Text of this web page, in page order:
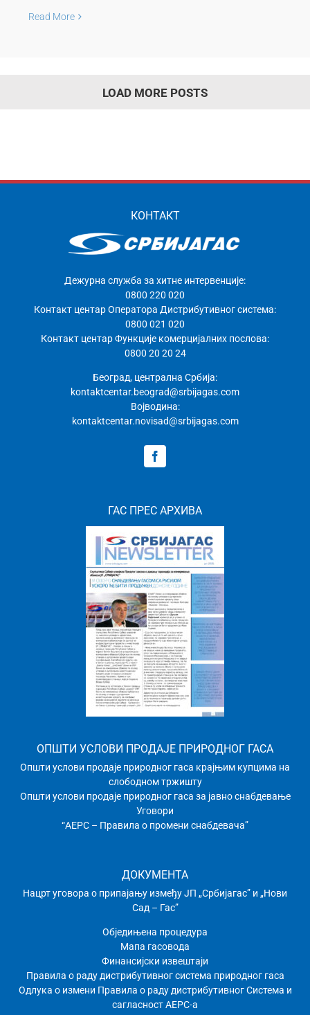
Read More
LOAD MORE POSTS
КОНТАКТ
Дежурна служба за хитне интервенције:
0800 220 020
Контакт центар Оператора Дистрибутивног система:
0800 021 020
Контакт центар Функције комерцијалних послова:
0800 20 20 24
Београд, централна Србија:
kontaktcentar.beograd@srbijagas.com
Војводина:
kontaktcentar.novisad@srbijagas.com
ГАС ПРЕС АРХИВА
ОПШТИ УСЛОВИ ПРОДАЈЕ ПРИРОДНОГ ГАСА
Општи услови продаје природног гаса крајњим купцима на
слободном тржишту
Општи услови продаје природног гаса за јавно снабдевање
Уговори
“АЕРС – Правила о промени снабдевача”
ДОКУМЕНТА
Нацрт уговора о припајању између ЈП „Србијагас” и „Нови
Сад – Гас”
Обједињена процедура
Мапа гасовода
Финансијски извештаји
Правила о раду дистрибутивног системa природног гаса
Одлука о измени Правила о раду дистрибутивног Система и
сагласност АЕРС-а